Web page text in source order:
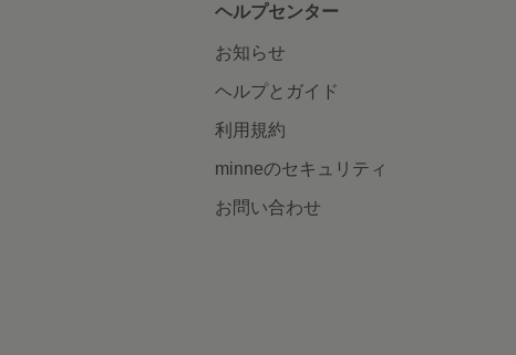
ヘルプセンター
お知らせ
ヘルプとガイド
利用規約
minneのセキュリティ
お問い合わせ